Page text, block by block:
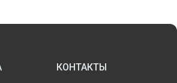
КОНТАКТЫ